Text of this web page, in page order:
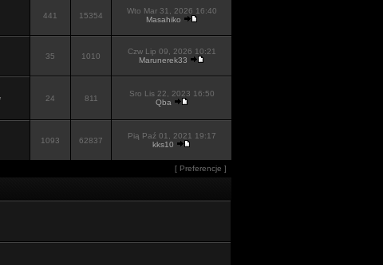
441 15354
Wto Mar 31, 2026 16:40
Masahiko
35 1010
Czw Lip 09, 2026 10:21
Marunerek33
24 811
Sro Lis 22, 2023 16:50
Qba
1093
62837
Pią Paź 01, 2021 19:17
kks10
[ Preferencje ]